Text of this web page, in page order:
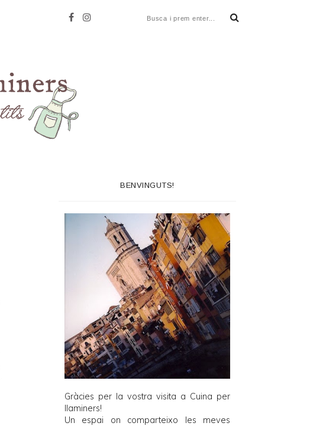
BENVINGUTS!
Gràcies per la vostra visita a Cuina per
llaminers!
Un espai on comparteixo les meves